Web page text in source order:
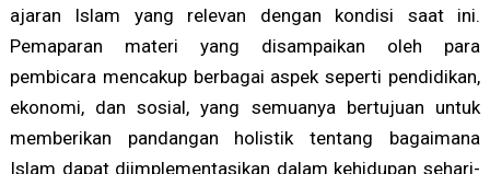
ajaran Islam yang relevan dengan kondisi saat ini.
Pemaparan materi yang disampaikan oleh para
pembicara mencakup berbagai aspek seperti pendidikan,
ekonomi, dan sosial, yang semuanya bertujuan untuk
memberikan pandangan holistik tentang bagaimana
Islam dapat diimplementasikan dalam kehidupan sehari-